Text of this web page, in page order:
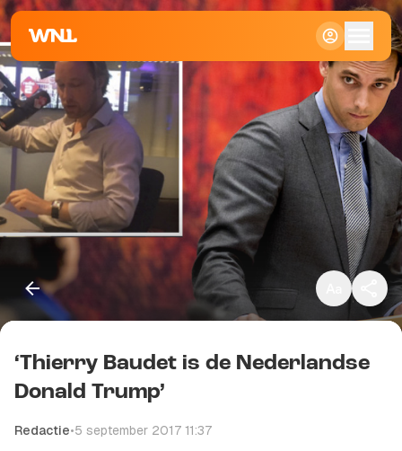
Standaard
Kopieer link
‘Thierry Baudet is de Nederlandse
Donald Trump’
Redactie•5 september 2017 11:37